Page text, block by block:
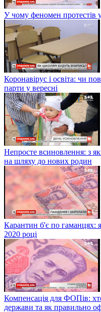
У чому феномен протестів
Коронавірус і освіта: чи
парти у вересні
Непросте всиновлення: з
на шляху до нових родин
Карантин б'є по гаманцях:
2020 році
Компенсація для ФОПів:
держави та як правильно